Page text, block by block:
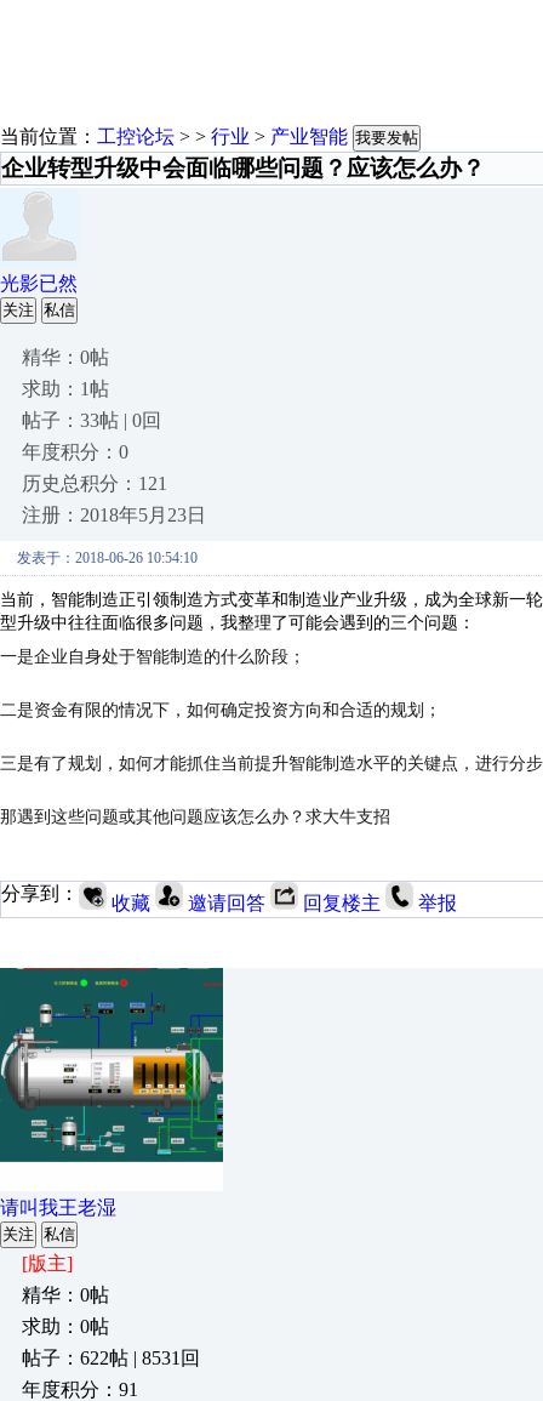
当前位置： 工控论坛 > > 行业 > 产业智能 我要发帖
企业转型升级中会面临哪些问题？应该怎么办？
光影已然
关注 私信
精华：0帖
求助：1帖
帖子：33帖 | 0回
年度积分：0
历史总积分：121
注册：2018年5月23日
发表于：2018-06-26 10:54:10
当前，智能制造正引领制造方式变革和制造业产业升级，成为全球新一
型升级中往往面临很多问题 ， 我整理了可能会遇到的三个问题：
一是企业 自身处于智能制造的什么阶段；
二是资金有限的情况下，如何确定投资方向和合适的规划；
三是有了规划，如何才能抓住当前提升智能制造水平的关键点，进行分
那遇到这些问题或其他问题应该怎么办？求大牛支招
分享到： 收藏 邀请回答 回复楼主 举报
请叫我王老湿
关注 私信
[版主]
精华：0帖
求助：0帖
帖子：622帖 | 8531回
年度积分：91